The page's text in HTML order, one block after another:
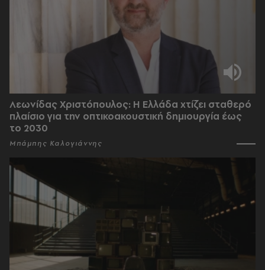
Λεωνίδας Χριστόπουλος: Η Ελλάδα χτίζει σταθερό
πλαίσιο για την οπτικοακουστική δημιουργία έως
το 2030
Μπάμπης Καλογιάννης